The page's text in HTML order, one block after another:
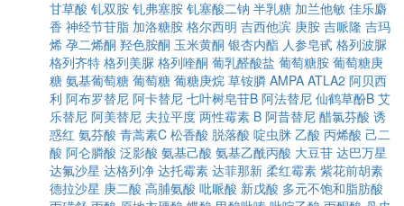
甘草酸 钆双胺 钆弗塞胺 钆塞酸二钠 半乳糖 加兰他敏 佳乐麝
香 神经节苷脂 加洛糖胺 格尔西明 吉西他滨 庚胺 吉哌隆 吉玛
烯 孕二烯酮 羟色胺酮 玉米黄酮 银杏内酯 人参皂甙 格列波脲
格列齐特 格列美脲 格列喹酮 葡乳醛酸盐 葡萄糖胺 葡萄糖庚
糖 氨基葡萄糖 葡萄糖 葡糖庚烷 草铵膦 AMPA ATLA2 阿贝西
利 阿布罗替尼 阿卡替尼 七叶树皂苷B 阿法替尼 仙鹤草酚B 艾
乐替尼 阿美替尼 夫拉平度 两性霉素 B 阿昔替尼 醋氯芬酸 诱
惑红 氨芬酸 青蒿素C 松香酸 脱落酸 啶虫脒 乙酸 丙烯酸 己二
酸 阿仑膦酸 泛影酸 氨基己酸 氨基乙酰丙酸 大豆苷 达巴万星
达氟沙星 达格列净 达托霉素 达菲那新 柔红霉素 紫花前胡素
德拉沙星 庚二酸 高脯氨酸 吡哌酸 新戊酸 多元不饱和脂肪酸